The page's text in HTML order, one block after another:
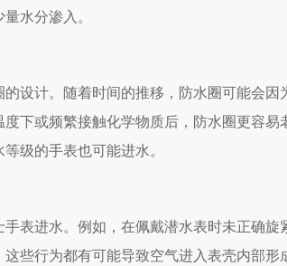
水分渗入。
计。随着时间的推移，防水圈可能会因
下或频繁接触化学物质后，防水圈更容易
级的手表也可能进水。
进水。例如，在佩戴潜水表时未正确旋
些行为都有可能导致空气进入表壳内部形